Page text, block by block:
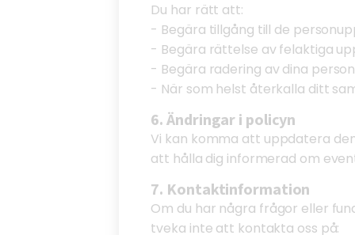
Du har rätt att:
- Begära tillgång till de
- Begära rättelse av felaktiga
- Begära radering av dina
- När som helst återkalla ditt
6. Ändringar i policyn
Vi kan komma att uppdatera
att hålla dig informerad om
7. Kontaktinformation
Om du har några frågor eller
tveka inte att kontakta oss på: